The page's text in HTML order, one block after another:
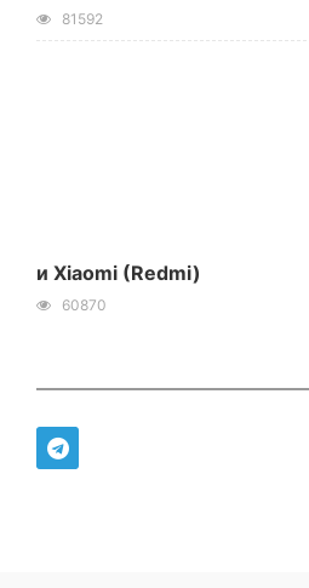
81592
и Xiaomi (Redmi)
60870